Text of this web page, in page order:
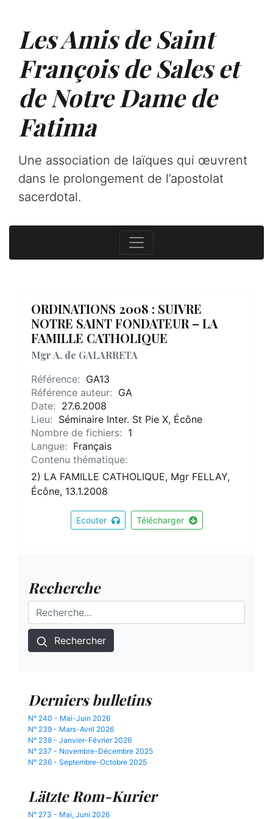
Les Amis de Saint
François de Sales et
de Notre Dame de
Fatima
Une association de laïques qui œuvrent
dans le prolongement de l’apostolat
sacerdotal.
ORDINATIONS 2008 : SUIVRE
NOTRE SAINT FONDATEUR – LA
FAMILLE CATHOLIQUE
Mgr A. de GALARRETA
Référence: GA13
Référence auteur: GA
Date: 27.6.2008
Lieu: Séminaire Inter. St Pie X, Écône
Nombre de fichiers: 1
Langue: Français
Contenu thématique:
2) LA FAMILLE CATHOLIQUE, Mgr FELLAY,
Écône, 13.1.2008
Ecouter Télécharger
Recherche
Rechercher
Derniers bulletins
N° 240 - Mai-Juin 2026
N° 239 - Mars-Avril 2026
N° 238 - Janvier-Février 2026
N° 237 - Novembre-Décembre 2025
N° 236 - Septembre-Octobre 2025
Lätzte Rom-Kurier
N° 273 - Mai, Juni 2026